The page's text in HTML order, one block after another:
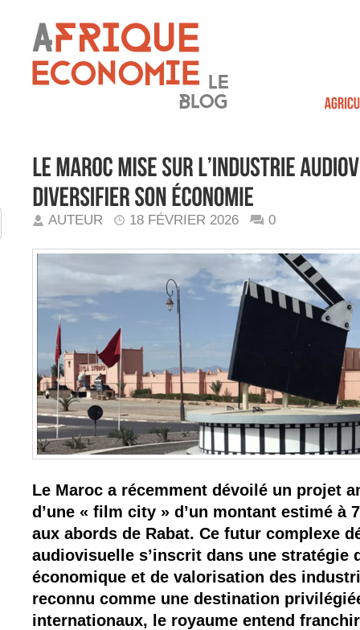
AUTEUR 18 FÉVRIER 2026 0
Le Maroc a récemment dévoilé un projet
d’une « film city » d’un montant estimé à
aux abords de Rabat. Ce futur complexe
audiovisuelle s’inscrit dans une stratégie
économique et de valorisation des
reconnu comme une destination
internationaux, le royaume entend